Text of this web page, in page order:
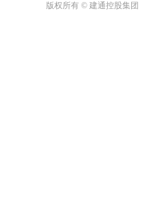
版权所有 © 建通控股集团